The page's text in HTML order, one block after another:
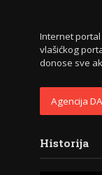
Internet portal
vlašićkog
donose sve
Agencija
Historija